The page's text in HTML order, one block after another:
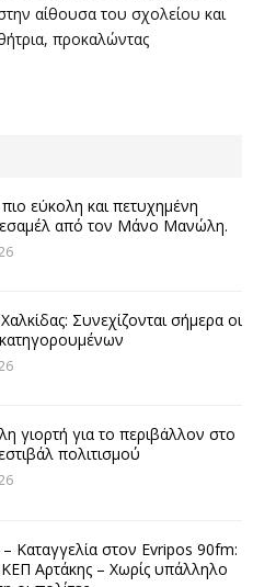
αίθουσα του σχολείου και
προκαλώντας
εύκολη και πετυχημένη
από τον Μάνο Μανώλη.
Συνεχίζονται σήμερα οι
γιορτή για το περιβάλλον στο
πολιτισμού
Καταγγελία στον Evripos 90fm:
Αρτάκης – Χωρίς υπάλληλο